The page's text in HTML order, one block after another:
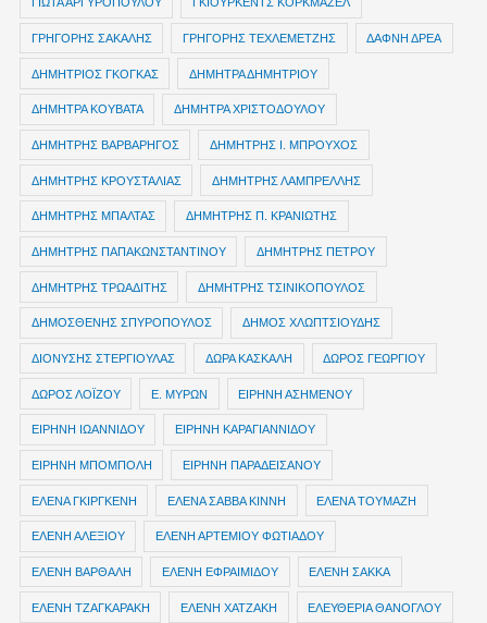
ΓΡΗΓΟΡΗΣ ΣΑΚΑΛΗΣ ΓΡΗΓΟΡΗΣ ΤΕΧΛΕΜΕΤΖΗΣ ΔΑΦΝΗ ΔΡΕΑ
ΔΗΜΗΤΡIOΣ ΓΚΟΓΚΑΣ ΔΗΜΗΤΡΑ ΔΗΜΗΤΡΙΟΥ
ΔΗΜΗΤΡΑ ΚΟΥΒΑΤΑ ΔΗΜΗΤΡΑ ΧΡΙΣΤΟΔΟΥΛΟΥ
ΔΗΜΗΤΡΗΣ ΒΑΡΒΑΡΗΓΟΣ ΔΗΜΗΤΡΗΣ Ι. ΜΠΡΟΥΧΟΣ
ΔΗΜΗΤΡΗΣ ΚΡΟΥΣΤΑΛΙΑΣ ΔΗΜΗΤΡΗΣ ΛΑΜΠΡΕΛΛΗΣ
ΔΗΜΗΤΡΗΣ ΜΠΑΛΤΑΣ ΔΗΜΗΤΡΗΣ Π. ΚΡΑΝΙΩΤΗΣ
ΔΗΜΗΤΡΗΣ ΠΑΠΑΚΩΝΣΤΑΝΤΙΝΟΥ ΔΗΜΗΤΡΗΣ ΠΕΤΡΟΥ
ΔΗΜΗΤΡΗΣ ΤΡΩΑΔΙΤΗΣ ΔΗΜΗΤΡΗΣ ΤΣΙΝΙΚΟΠΟΥΛΟΣ
ΔΗΜΟΣΘΕΝΗΣ ΣΠΥΡΟΠΟΥΛΟΣ ΔΗΜΟΣ ΧΛΩΠΤΣΙΟΥΔΗΣ
ΔΙΟΝΥΣΗΣ ΣΤΕΡΓΙΟΥΛΑΣ ΔΩΡΑ ΚΑΣΚΑΛΗ ΔΩΡΟΣ ΓΕΩΡΓΙΟΥ
ΔΩΡΟΣ ΛΟΪΖΟΥ Ε. ΜΥΡΩΝ ΕΙΡΗΝΗ ΑΣΗΜΕΝΟΥ
ΕΙΡΗΝΗ ΙΩΑΝΝΙΔΟΥ ΕΙΡΗΝΗ ΚΑΡΑΓΙΑΝΝΙΔΟΥ
ΕΙΡΗΝΗ ΜΠΟΜΠΟΛΗ ΕΙΡΗΝΗ ΠΑΡΑΔΕΙΣΑΝΟΥ
ΕΛΕΝΑ ΓΚΙΡΓΚΕΝΗ ΕΛΕΝΑ ΣΑΒΒΑ ΚΙΝΝΗ ΕΛΕΝΑ ΤΟΥΜΑΖΗ
ΕΛΕΝΗ ΑΛΕΞΙΟΥ ΕΛΕΝΗ ΑΡΤΕΜΙΟΥ ΦΩΤΙΑΔΟΥ
ΕΛΕΝΗ ΒΑΡΘΑΛΗ ΕΛΕΝΗ ΕΦΡΑΙΜΙΔΟΥ ΕΛΕΝΗ ΣΑΚΚΑ
ΕΛΕΝΗ ΤΖΑΓΚΑΡΑΚΗ ΕΛΕΝΗ ΧΑΤΖΑΚΗ ΕΛΕΥΘΕΡΙΑ ΘΑΝΟΓΛΟΥ